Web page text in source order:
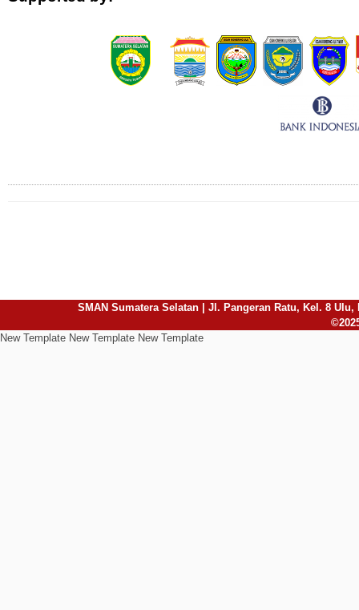
SMAN Sumatera Selatan | Jl. Pangeran Ratu, Kel. 8 Ulu,
New Template New Template New Template